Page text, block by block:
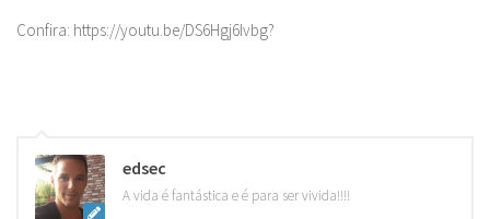
Confira: https://youtu.be/DS6Hgj6Ivbg?
edsec
A vida é fantástica e é para ser vivida!!!!